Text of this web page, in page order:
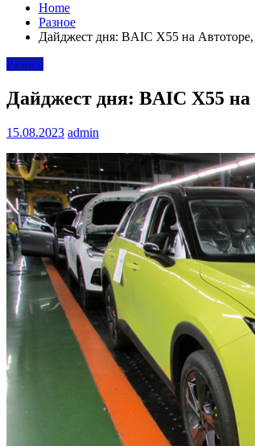
Home
Разное
Дайджест дня: BAIC X55 на
Разное
Дайджест дня: BAIC X55
15.08.2023 admin